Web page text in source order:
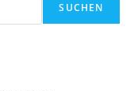
SUCHEN